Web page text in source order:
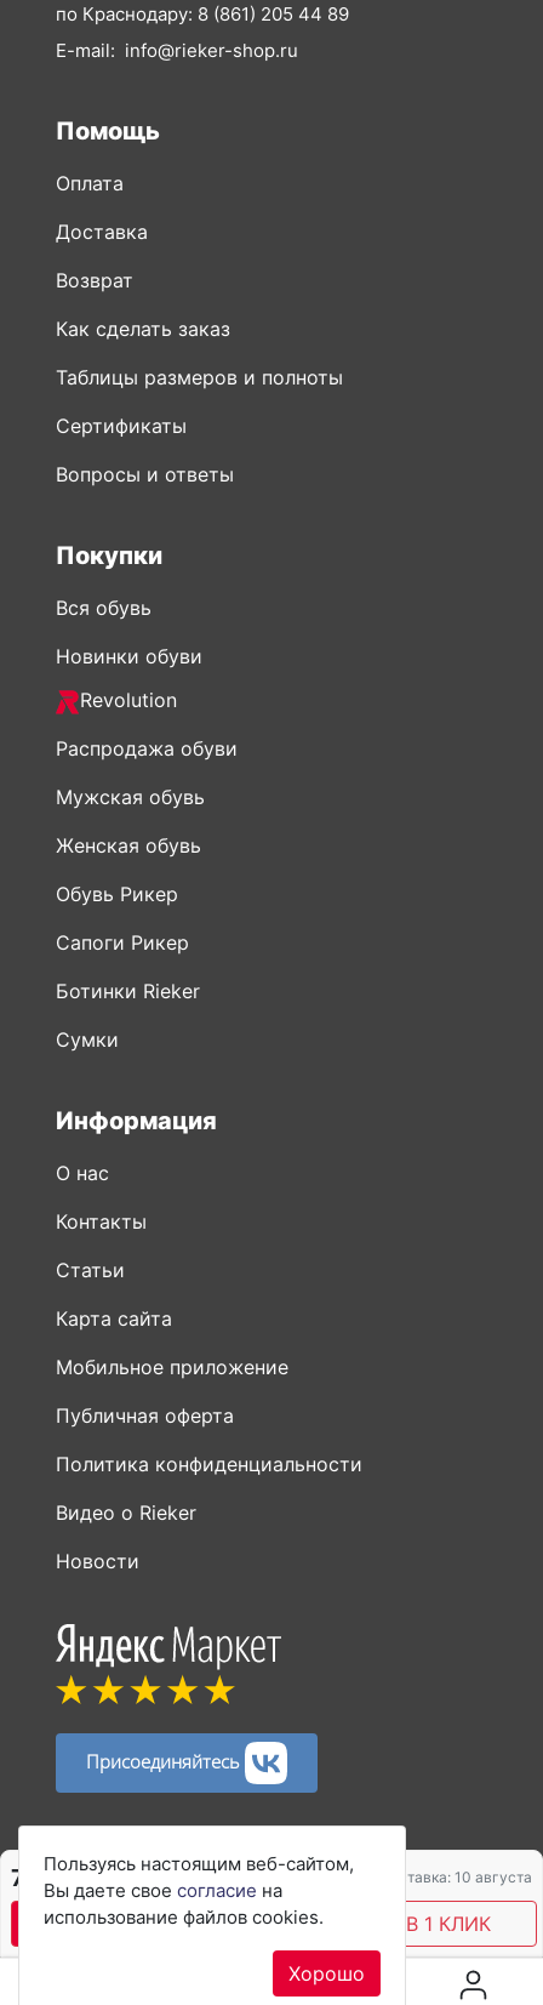
по Краснодару: 8 (861) 205 44 89
E-mail: info@rieker-shop.ru
Помощь
Оплата
Доставка
Возврат
Как сделать заказ
Таблицы размеров и полноты
Сертификаты
Вопросы и ответы
Покупки
Вся обувь
Новинки обуви
Revolution
Распродажа обуви
Мужская обувь
Женская обувь
Обувь Рикер
Сапоги Рикер
Ботинки Rieker
Сумки
Информация
О нас
Контакты
Статьи
Карта сайта
Мобильное приложение
Публичная оферта
Политика конфиденциальности
Видео о Rieker
Новости
Присоединяйтесь
Пользуясь настоящим веб-сайтом,
Вы даете свое согласие на
использование файлов cookies.
Хорошо
7 067 ₽ 9 422 ₽ Доставка: 10 августа
В КОРЗИНУ КУПИТЬ В 1 КЛИК